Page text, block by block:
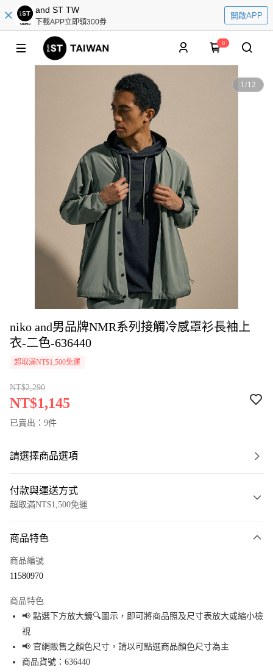
and ST TW
下載APP立即領300券
開啟APP
0
1/12
niko and男品牌NMR系列接觸冷感罩衫長袖上
衣-二色-636440
超取滿NT$1,500免運
NT$2,290
NT$1,145
已賣出：9件
請選擇商品選項
付款與運送方式
超取滿NT$1,500免運
信用卡一次付款
Apple Pay
街口支付
悠遊付
商品特色
商品編號
11580970
商品特色
📢 點選下方放大鏡🔍圖示，即可將商品照及尺寸表放大或縮小檢
視
📢 官網販售之顏色尺寸，請以可點選商品顏色尺寸為主
商品貨號：636440